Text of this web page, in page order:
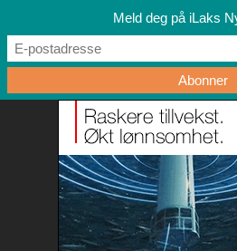
Meld deg på iLaks